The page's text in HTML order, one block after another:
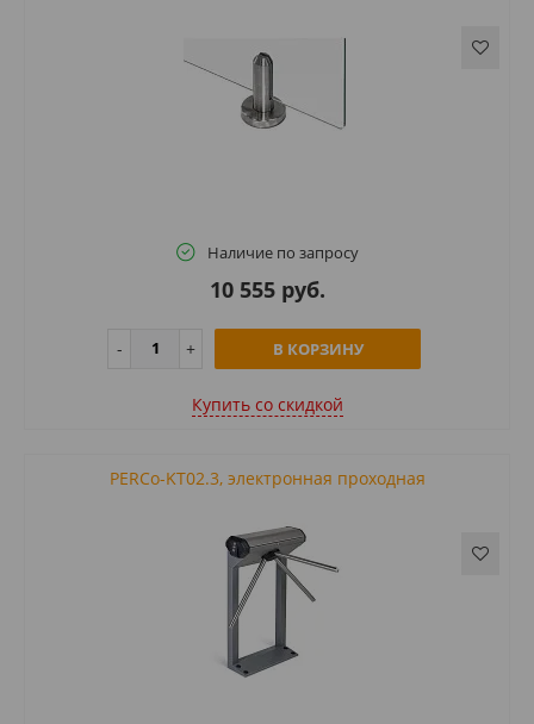
Наличие по запросу
10 555 руб.
В КОРЗИНУ
Купить cо скидкой
PERCo-KT02.3, электронная проходная